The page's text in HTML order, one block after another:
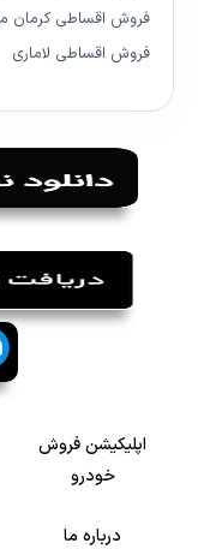
فروش اقساطی کرمان
فروش اقساطی لاماری
اپلیکیشن فروش
خودرو
درباره ما